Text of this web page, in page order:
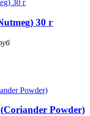
30 г
Powder)